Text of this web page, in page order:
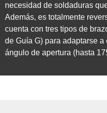
necesidad de soldaduras
Además, es totalmente
cuenta con tres tipos de
de Guía G) para adaptarse
ángulo de apertura (hasta